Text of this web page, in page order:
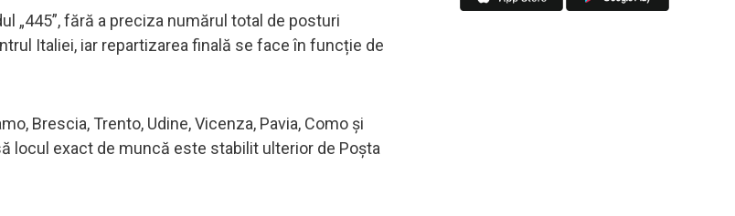
„445”, fără a preciza numărul total de posturi
Italiei, iar repartizarea finală se face în funcție de
Brescia, Trento, Udine, Vicenza, Pavia, Como și
locul exact de muncă este stabilit ulterior de Poșta